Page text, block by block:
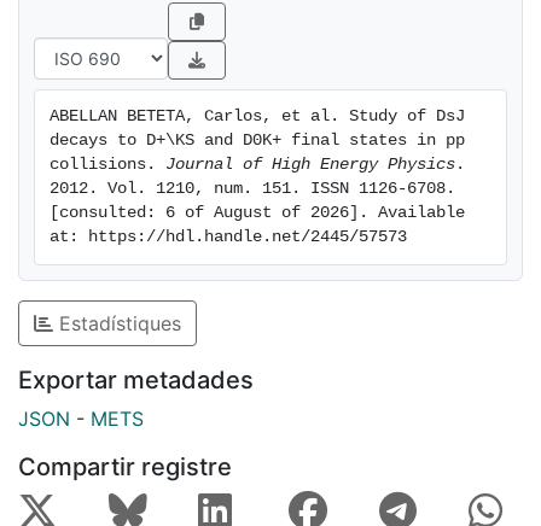
ABELLAN BETETA, Carlos, et al. Study of DsJ
decays to D+\KS and D0K+ final states in pp
collisions. Journal of High Energy Physics .
2012. Vol. 1210, num. 151. ISSN 1126-6708.
[consulted: 6 of August of 2026]. Available
at: https://hdl.handle.net/2445/57573
Estadístiques
Exportar metadades
JSON - METS
Compartir registre